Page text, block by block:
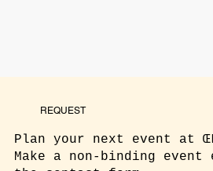
REQUEST
Plan your next event at
Make a non-binding event